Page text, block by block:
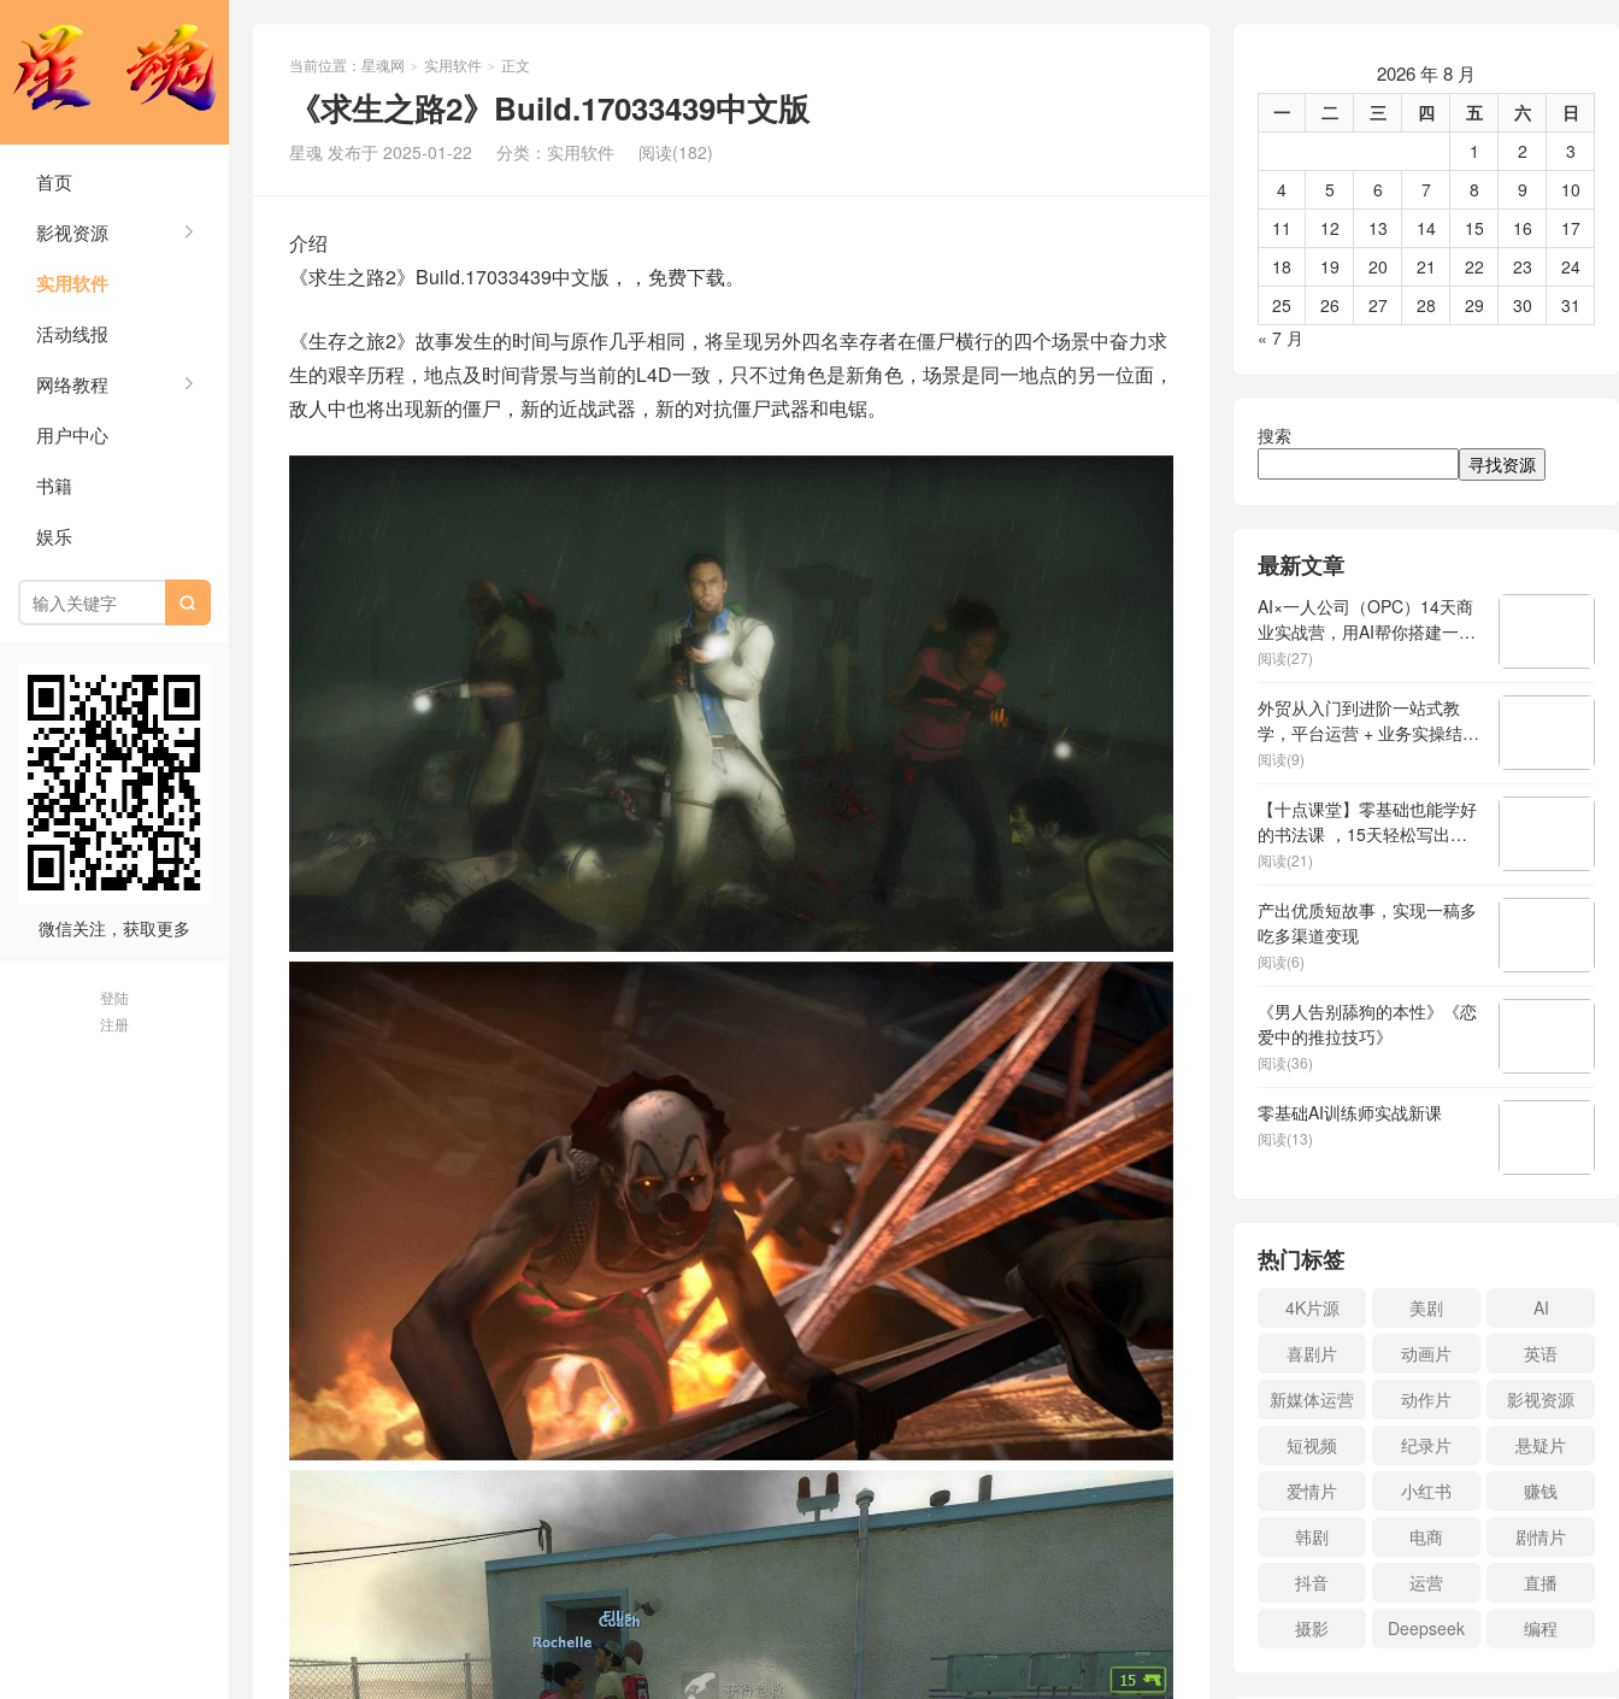
首页
影视资源
实用软件
活动线报
网络教程
用户中心
书籍
娱乐

微信关注，获取更多
登陆
注册
当前位置： 星魂网 > 实用软件 > 正文
《求生之路2》Build.17033439中文版
星魂 发布于 2025-01-22 分类： 实用软件 阅读(182)
介绍
《求生之路2》Build.17033439中文版，，免费下载。
《生存之旅2》故事发生的时间与原作几乎相同，将呈现另外四名幸存者在僵尸横行的四个场景中奋力求
生的艰辛历程，地点及时间背景与当前的L4D一致，只不过角色是新角色，场景是同一地点的另一位面，
敌人中也将出现新的僵尸，新的近战武器，新的对抗僵尸武器和电锯。
2026 年 8 月
一 二 三 四 五 六
日
1
2
3
4
5 6 7 8 9
10
11
12 13 14 15 16
17
18
19 20 21 22 23
24
25
26 27 28 29 30
31
« 7 月
搜索
寻找资源
最新文章
AI×一人公司（OPC）14天商
业实战营，用AI帮你搭建一个
属于你自己的、能独立賺钱的
阅读(27)
外贸从入门到进阶一站式教
学，平台运营 + 业务实操结
合，实现业绩稳步增长
阅读(9)
【十点课堂】零基础也能学好
的书法课 ，15天轻松写出漂
亮人生
阅读(21)
产出优质短故事，实现一稿多
吃多渠道变现
阅读(6)
《男人告别舔狗的本性》《恋
爱中的推拉技巧》
阅读(36)
零基础AI训练师实战新课
阅读(13)
热门标签
4K片源 美剧
AI
喜剧片
动画片
英语
新媒体运营
动作片
影视资源
短视频
纪录片
悬疑片
爱情片
小红书
赚钱
韩剧
电商
剧情片
抖音
运营
直播
摄影
Deepseek 编程